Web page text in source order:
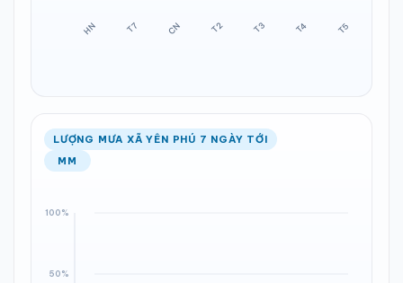
LƯỢNG MƯA XÃ YÊN PHÚ 7 NGÀY TỚI
MM